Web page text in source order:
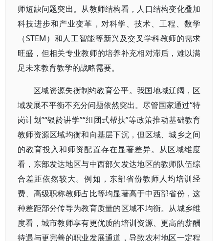
师短缺问题突出。从教师结构看，人口结构变化叠加
科技进步和产业变革，对科学、技术、工程、数学
（STEM）和人工智能等新兴及交叉学科教师的需求
旺盛，但相关专业教师的培养补充相对滞后，难以满
足未来教育教学的战略需要。
区域资源失衡制约教育公平。我国地域辽阔，区
域发展不平衡不充分问题依然突出。尽管国家通过“特
岗计划”“银龄讲学”“组团式帮扶”等政策推动基础教育
教师资源区域均衡和向基层下沉，但区域、城乡之间
的教育投入和师资配置存在显著差异。从区域维度
看，东部发达地区与中西部欠发达地区的教师队伍综
合差距依然较大。例如，东部省份教师人均培训经
费、高级职称教师占比等均显著高于中西部省份，这
种差距部分传导为教育质量的区域不均衡。从城乡维
度看，城市教师享有更优质的培训资源、更高的薪酬
待遇与更完善的职业发展通道，导致农村地区一定程